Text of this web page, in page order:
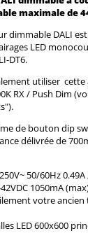
maximale de
dimmable DALI
LED
DT6.
utiliser cette
RX / Push Dim
de bouton dip
délivrée de
50/60Hz 0.49A
1050mA
votre
LED 600x600